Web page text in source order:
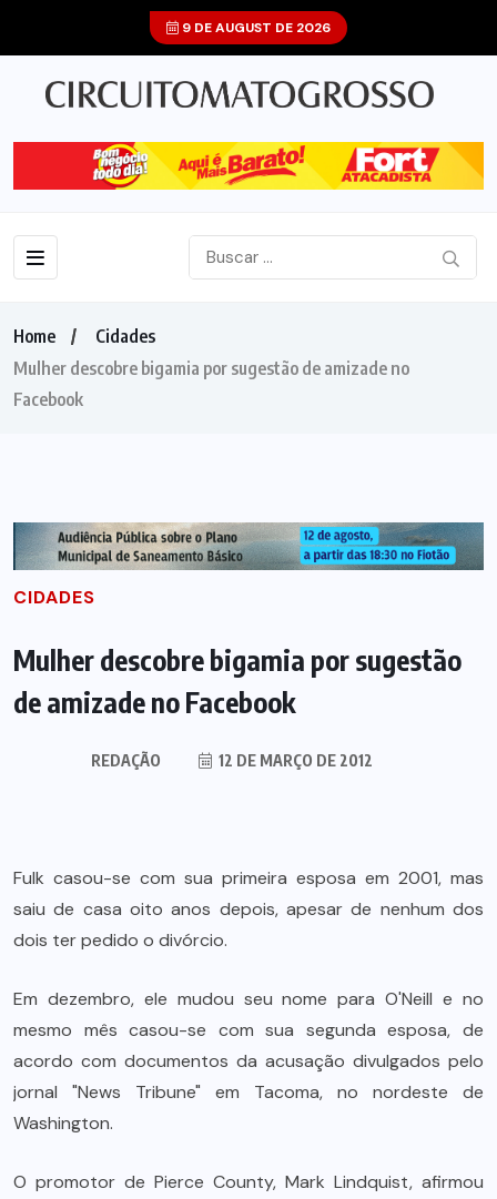
9 DE AUGUST DE 2026
Home
Cidades
Mulher descobre bigamia por sugestão de amizade no
Facebook
CIDADES
Mulher descobre bigamia por sugestão
de amizade no Facebook
REDAÇÃO 12 DE MARÇO DE 2012
Fulk casou-se com sua primeira esposa em 2001, mas
saiu de casa oito anos depois, apesar de nenhum dos
dois ter pedido o divórcio.
Em dezembro, ele mudou seu nome para O'Neill e no
mesmo mês casou-se com sua segunda esposa, de
acordo com documentos da acusação divulgados pelo
jornal "News Tribune" em Tacoma, no nordeste de
Washington.
O promotor de Pierce County, Mark Lindquist, afirmou